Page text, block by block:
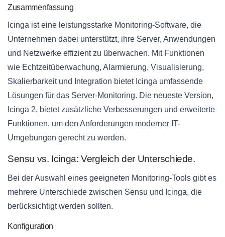
Zusammenfassung
Icinga ist eine leistungsstarke Monitoring-Software, die
Unternehmen dabei unterstützt, ihre Server, Anwendungen
und Netzwerke effizient zu überwachen. Mit Funktionen
wie Echtzeitüberwachung, Alarmierung, Visualisierung,
Skalierbarkeit und Integration bietet Icinga umfassende
Lösungen für das Server-Monitoring. Die neueste Version,
Icinga 2, bietet zusätzliche Verbesserungen und erweiterte
Funktionen, um den Anforderungen moderner IT-
Umgebungen gerecht zu werden.
Sensu vs. Icinga: Vergleich der Unterschiede.
Bei der Auswahl eines geeigneten Monitoring-Tools gibt es
mehrere Unterschiede zwischen Sensu und Icinga, die
berücksichtigt werden sollten.
Konfiguration